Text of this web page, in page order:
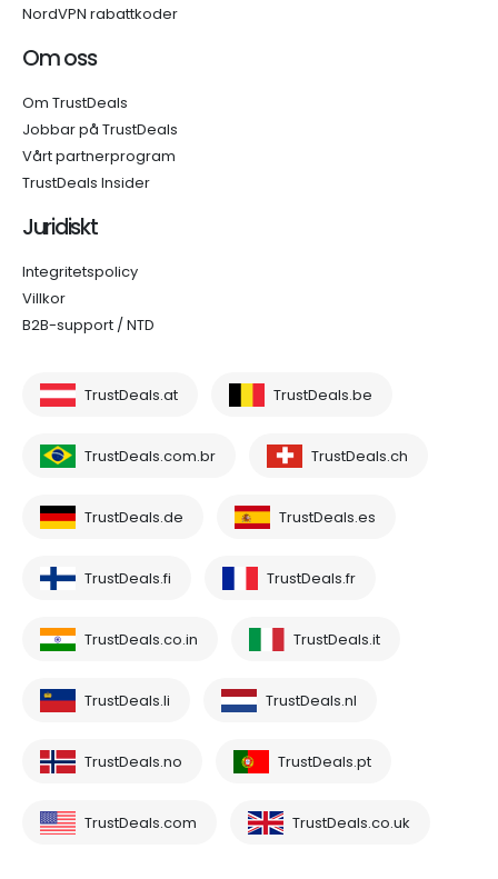
NordVPN rabattkoder
Om oss
Om TrustDeals
Jobbar på TrustDeals
Vårt partnerprogram
TrustDeals Insider
Juridiskt
Integritetspolicy
Villkor
B2B-support / NTD
TrustDeals.at TrustDeals.be
TrustDeals.com.br TrustDeals.ch
TrustDeals.de TrustDeals.es
TrustDeals.fi TrustDeals.fr
TrustDeals.co.in TrustDeals.it
TrustDeals.li TrustDeals.nl
TrustDeals.no TrustDeals.pt
TrustDeals.com TrustDeals.co.uk